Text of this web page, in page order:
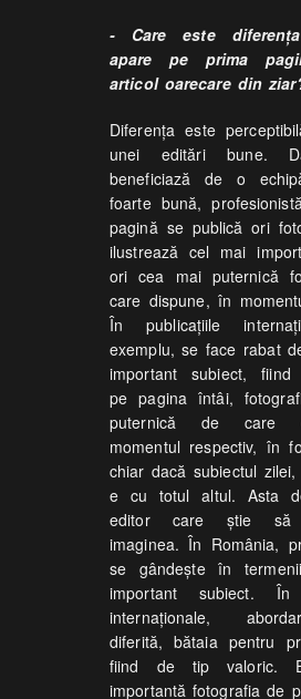
- Care este
apare pe prima
articol oarecare din
Diferenţa este
unei editări bune.
beneficiază de o
foarte bună,
pagină se publică ori
ilustrează cel mai
ori cea mai puternică
care dispune, în
În publicaţiile
exemplu, se face rabat
important subiect, fiind
pe pagina întâi,
puternică de care
momentul respectiv, în
chiar dacă subiectul zilei,
e cu totul altul. Asta
editor care ştie să
imaginea. În România,
se gândeşte în
important subiect. În
internaţionale,
diferită, bătaia pentru
fiind de tip valoric.
importantă fotografia de